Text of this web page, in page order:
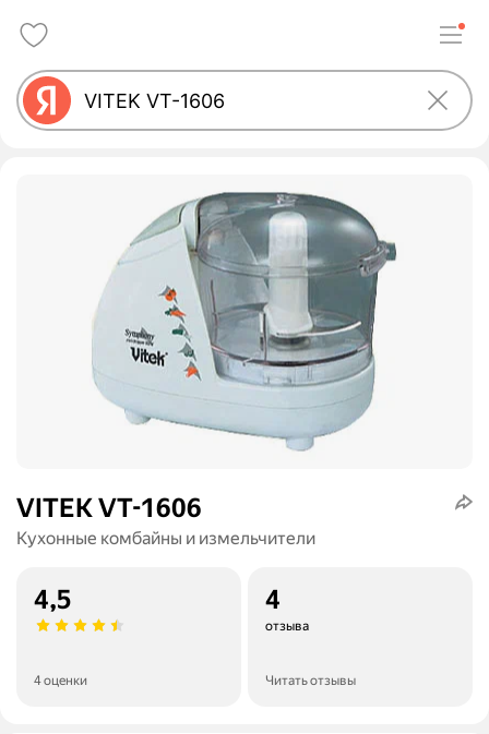
VITEK VT-1606
Кухонные комбайны и измельчители
4,5
4 оценки
4
отзыва
Читать отзывы